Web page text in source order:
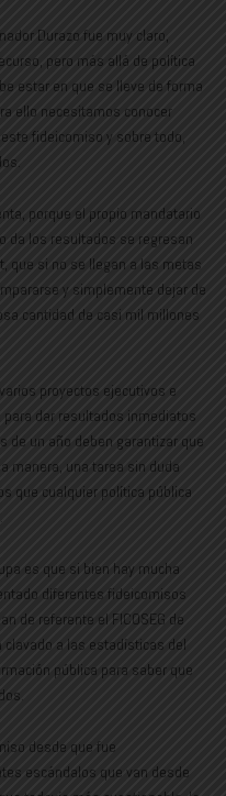
Durazo fue muy claro,
pero más allá de política
estar en que se lleve de forma
ello necesitamos conocer
fideicomiso y sobre todo,
porque el propio mandatario
da los resultados se regresan
que si no se llegan a las metas
y simplemente dejar de
cantidad de casi mil millones
proyectos ejecutivos e
dar resultados inmediatos
de un año deben garantizar que
manera, una tarea sin duda
que cualquier política pública
es que si bien hay mucha
diferentes fideicomisos
de referente el FICOSEG de
a las estadísticas del
pública para saber que
desde que fue
escándalos que van desde